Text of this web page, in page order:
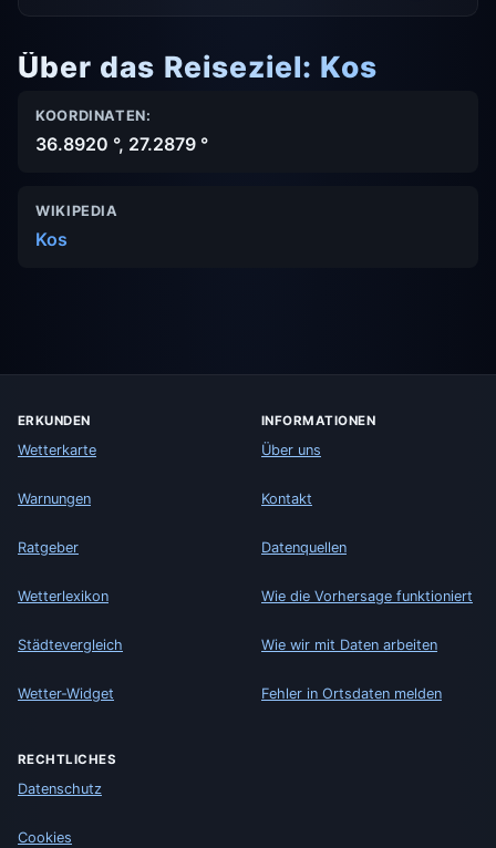
Über das Reiseziel: Kos
KOORDINATEN:
36.8920 °, 27.2879 °
WIKIPEDIA
Kos
ERKUNDEN
Wetterkarte
Warnungen
Ratgeber
Wetterlexikon
Städtevergleich
Wetter-Widget
INFORMATIONEN
Über uns
Kontakt
Datenquellen
Wie die Vorhersage funktioniert
Wie wir mit Daten arbeiten
Fehler in Ortsdaten melden
RECHTLICHES
Datenschutz
Cookies